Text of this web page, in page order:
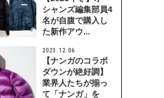
シャンズ編集部員4
名が自腹で購入し
た新作アウ...
2023.12.06
【ナンガのコラボ
ダウンが絶好調】
業界人たちが揃っ
て「ナンガ」を